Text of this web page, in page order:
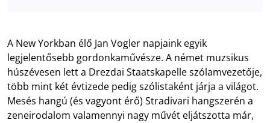
A New Yorkban élő Jan Vogler napjaink egyik
legjelentősebb gordonkaművésze. A német muzsikus
húszévesen lett a Drezdai Staatskapelle szólamvezetője,
több mint két évtizede pedig szólistaként járja a világot.
Mesés hangú (és vagyont érő) Stradivari hangszerén a
zeneirodalom valamennyi nagy művét eljátszotta már,